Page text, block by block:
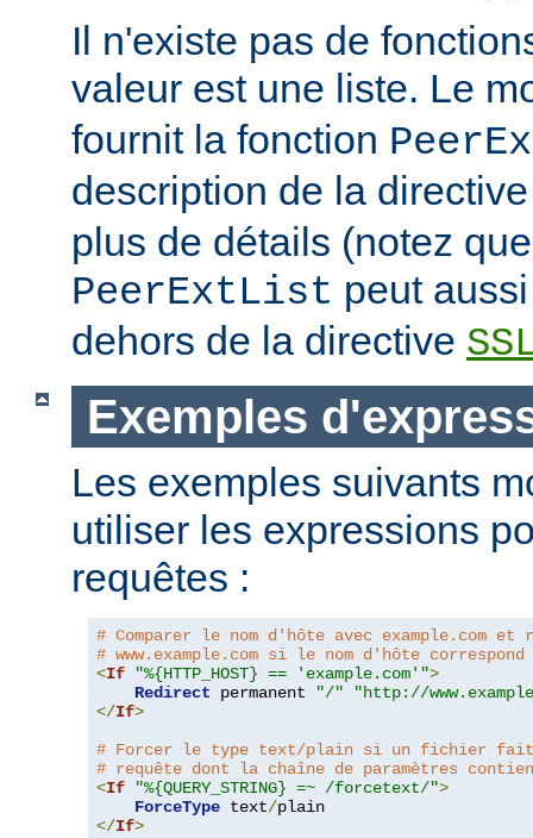
Il n'existe pas de
valeur est une liste. Le
fournit la fonction
description de la
plus de détails (notez
PeerExtList peut
dehors de la directive
Exemples
Les exemples suivants
utiliser les expressions
requêtes :
# Comparer le nom d'hôte avec example.com
# www.example.com si le nom d'hôte correspond
<If "%{HTTP_HOST} == 'example.com'">
Redirect permanent "/"
"http://
</If>
# Forcer le type text/plain si un fichier
# requête dont la chaîne de paramètres
<If "%{QUERY_STRING} =~ /forcetext/">
ForceType text/
</If>